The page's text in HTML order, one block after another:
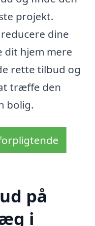
projekt.
dine
dit hjem mere
rette tilbud og
træffe den
bolig.
på
i